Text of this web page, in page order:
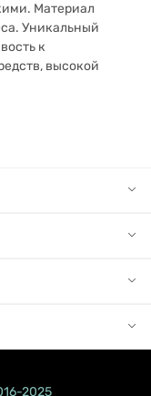
Материал
Уникальный
к
высокой
2025